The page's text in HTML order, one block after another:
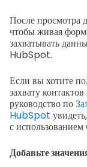
После просмотра
чтобы живая
захватывать
HubSpot.
Если вы хотите
захвату
руководство по
HubSpot
с
Добавьте